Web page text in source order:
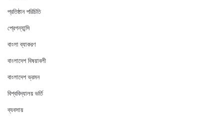
প্রতিষ্ঠান পরিচিতি
প্রেগন্যান্সি
বাংলা ব্যাকরণ
বাংলাদেশ বিষয়াবলী
বাংলাদেশ ভ্রমন
বিশ্ববিদ্যালয় ভর্তি
ব্যবসায়